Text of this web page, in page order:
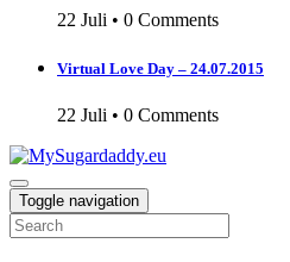
22 Juli • 0 Comments
Virtual Love Day – 24.07.2015
22 Juli • 0 Comments
Toggle navigation